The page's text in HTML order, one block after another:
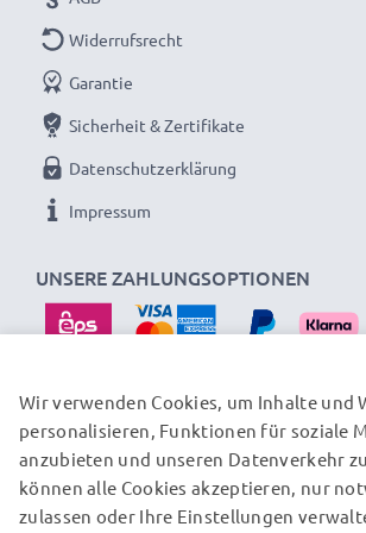
Stromanschluss:
Ausgangsspannung / Output Volt
Ausgangsstrom / Output (Ampere)
Leistung / Power Watt
Anschlusskabel:
Als internationaler Fachhändler seit
Schnellladegeräten und
Darum gewähren wir Ihnen eine 36
Garantie!
UNSERE ZAHLUNGSOPTIONEN
Widerrufsrecht
Garantie
Sicherheit & Zertifikate
Datenschutzerklärung
Impressum
UNSERE VERSANDPARTNER
© subtel.at 2026
Wir verwenden Cookies, um Inhalte und
personalisieren, Funktionen für soziale
anzubieten und unseren Datenverkehr
können alle Cookies akzeptieren, nur
zulassen oder Ihre Einstellungen